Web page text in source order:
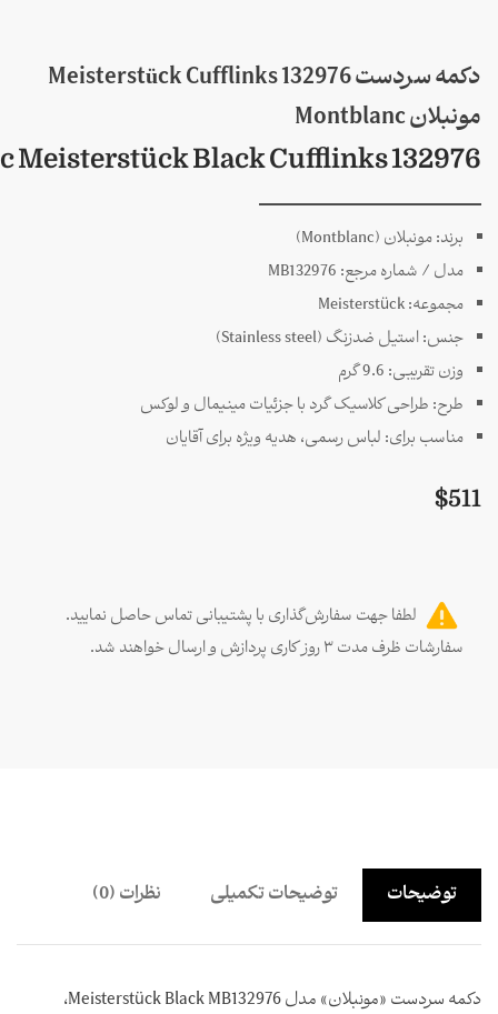
دکمه سردست 132976 Meisterstück Cufflinks
مونبلان Montblanc
Meisterstück Black Cufflinks 132976
برند: مونبلان (Montblanc)
مدل / شماره مرجع: MB132976
مجموعه: Meisterstück
جنس: استیل ضدزنگ (Stainless steel)
وزن تقریبی: 9.6 گرم
طرح: طراحی کلاسیک گرد با جزئیات مینیمال و لوکس
مناسب برای: لباس رسمی، هدیه ویژه برای آقایان
$511
لطفا جهت سفارش‌گذاری با پشتیبانی تماس حاصل نمایید.
سفارشات ظرف مدت ۳ روز کاری پردازش و ارسال خواهند شد.
توضیحات توضیحات تکمیلی نظرات (0)
دکمه سردست «مونبلان» مدل Meisterstück Black MB132976،